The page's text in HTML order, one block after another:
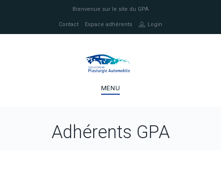
Bienvenue sur le site du GPA
Contact Espace adhérents Login
MENU
Adhérents GPA